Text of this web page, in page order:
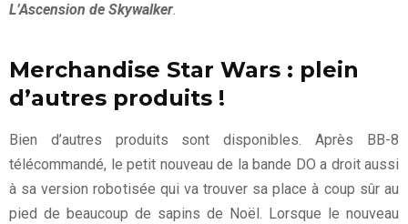
L’Ascension de Skywalker.
Merchandise Star Wars : plein
d’autres produits !
Bien d’autres produits sont disponibles. Après BB-8
télécommandé, le petit nouveau de la bande DO a droit aussi
à sa version robotisée qui va trouver sa place à coup sûr au
pied de beaucoup de sapins de Noël. Lorsque le nouveau